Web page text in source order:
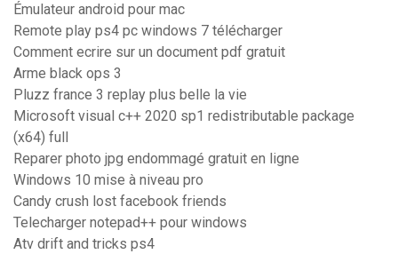
Émulateur android pour mac
Remote play ps4 pc windows 7 télécharger
Comment ecrire sur un document pdf gratuit
Arme black ops 3
Pluzz france 3 replay plus belle la vie
Microsoft visual c++ 2020 sp1 redistributable package
(x64) full
Reparer photo jpg endommagé gratuit en ligne
Windows 10 mise à niveau pro
Candy crush lost facebook friends
Telecharger notepad++ pour windows
Atv drift and tricks ps4